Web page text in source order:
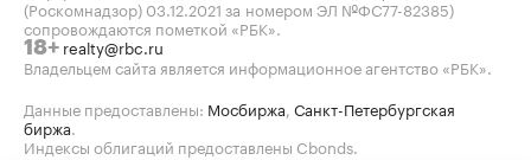
(Роскомнадзор) 03.12.2021 за номером ЭЛ №ФС77-82385)
сопровождаются пометкой «РБК».
18+ realty@rbc.ru
Владельцем сайта является информационное агентство «РБК».
Данные предоставлены: Мосбиржа, Санкт-Петербургская
биржа.
Индексы облигаций предоставлены Cbonds.